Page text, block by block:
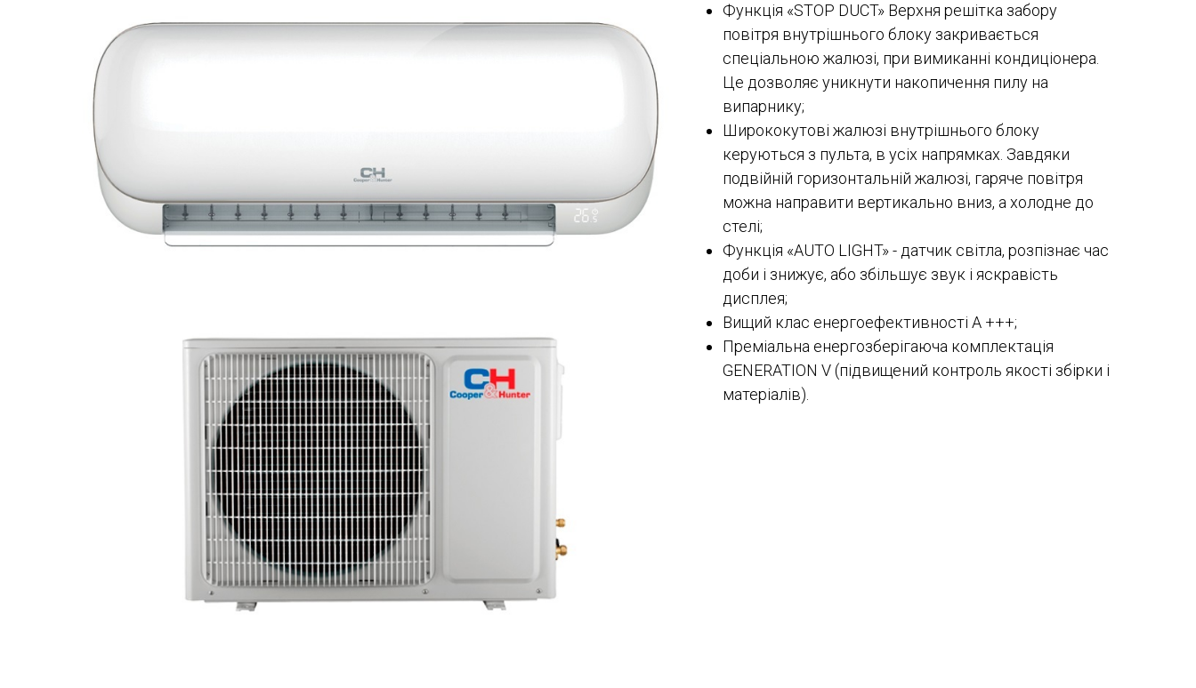
Функція «STOP DUCT» Верхня решітка забору
повітря внутрішнього блоку закривається
спеціальною жалюзі, при вимиканні кондиціонера.
Це дозволяє уникнути накопичення пилу на
випарнику;
Ширококутові жалюзі внутрішнього блоку
керуються з пульта, в усіх напрямках. Завдяки
подвійній горизонтальній жалюзі, гаряче повітря
можна направити вертикально вниз, а холодне до
стелі;
Функція «AUTO LIGHT» - датчик світла, розпізнає час
доби і знижує, або збільшує звук і яскравість
дисплея;
Вищий клас енергоефективності A +++;
Преміальна енергозберігаюча комплектація
GENERATION V (підвищений контроль якості збірки і
матеріалів).